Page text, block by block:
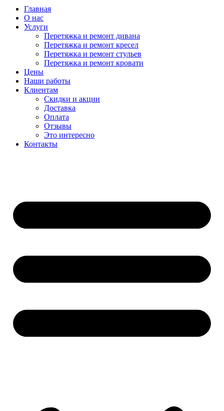
Главная
О нас
Услуги
Перетяжка и ремонт дивана
Перетяжка и ремонт кресел
Перетяжка и ремонт стульев
Перетяжка и ремонт кровати
Цены
Наши работы
Клиентам
Скидки и акции
Доставка
Оплата
Отзывы
Это интересно
Контакты